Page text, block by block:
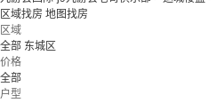
区域找房 地图找房
区域
全部 东城区
价格
全部
户型